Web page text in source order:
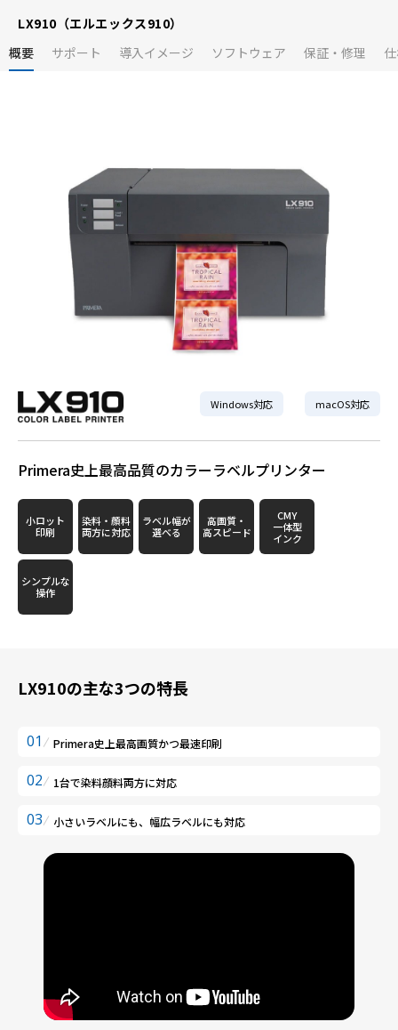
LX910（エルエックス910）
概要
サポート 導入イメージ ソフトウェア 保証・修理
Windows対応 macOS対応
Primera史上最高品質のカラーラベルプリンター
小ロット
印刷
染料・顔料
両方に対応
ラベル幅が
選べる
高画質・
高スピード
CMY
一体型
インク
シンプルな
操作
LX910の主な3つの特長
01 Primera史上最高画質かつ最速印刷
02 1台で染料顔料両方に対応
03 小さいラベルにも、幅広ラベルにも対応